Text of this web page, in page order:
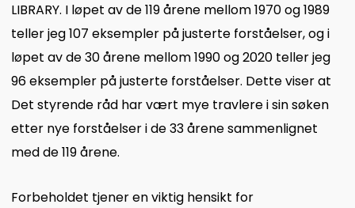
LIBRARY. I løpet av de 119 årene mellom 1970 og 1989
teller jeg 107 eksempler på justerte forståelser, og i
løpet av de 30 årene mellom 1990 og 2020 teller jeg
96 eksempler på justerte forståelser. Dette viser at
Det styrende råd har vært mye travlere i sin søken
etter nye forståelser i de 33 årene sammenlignet
med de 119 årene.
Forbeholdet tjener en viktig hensikt for